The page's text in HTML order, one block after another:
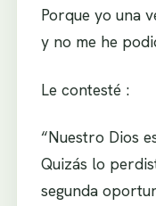
Porque yo una
y no me he
Le contesté :
“Nuestro Dios
Quizás lo
segunda